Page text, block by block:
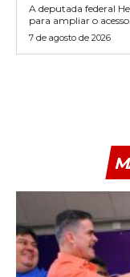
A deputada federal
para ampliar o acesso
7 de agosto de 2026